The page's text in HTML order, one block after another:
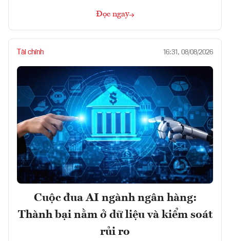
Đọc ngay
Tài chính 16:31, 08/08/2026
Cuộc đua AI ngành ngân hàng:
Thành bại nằm ở dữ liệu và kiểm soát
rủi ro